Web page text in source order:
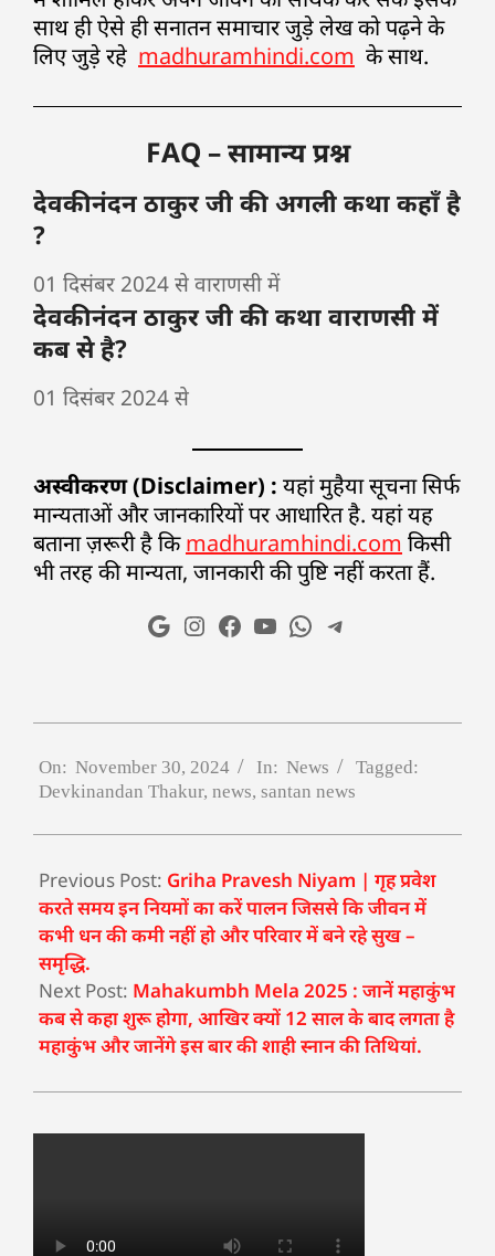
साथ ही ऐसे ही सनातन समाचार जुड़े लेख को पढ़ने के
लिए जुड़े रहे madhuramhindi.com के साथ.
FAQ – सामान्य प्रश्न
देवकीनंदन ठाकुर जी की अगली कथा कहाँ है
?
01 दिसंबर 2024 से वाराणसी में
देवकीनंदन ठाकुर जी की कथा वाराणसी में
कब से है?
01 दिसंबर 2024 से
अस्वीकरण (Disclaimer) : यहां मुहैया सूचना सिर्फ
मान्यताओं और जानकारियों पर आधारित है. यहां यह
बताना ज़रूरी है किmadhuramhindi.com किसी
भी तरह की मान्यता, जानकारी की पुष्टि नहीं करता हैं.
On: November 30, 2024 In: News
Tagged:
Devkinandan Thakur, news, santan news
Previous Post: Griha Pravesh Niyam | गृह प्रवेश
करते समय इन नियमों का करें पालन जिससे कि जीवन में
कभी धन की कमी नहीं हो और परिवार में बने रहे सुख –
समृद्धि.
Next Post: Mahakumbh Mela 2025 : जानें महाकुंभ
कब से कहा शुरू होगा, आखिर क्यों 12 साल के बाद लगता है
महाकुंभ और जानेंगे इस बार की शाही स्नान की तिथियां.